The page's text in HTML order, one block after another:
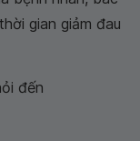
gian giảm đau
đến